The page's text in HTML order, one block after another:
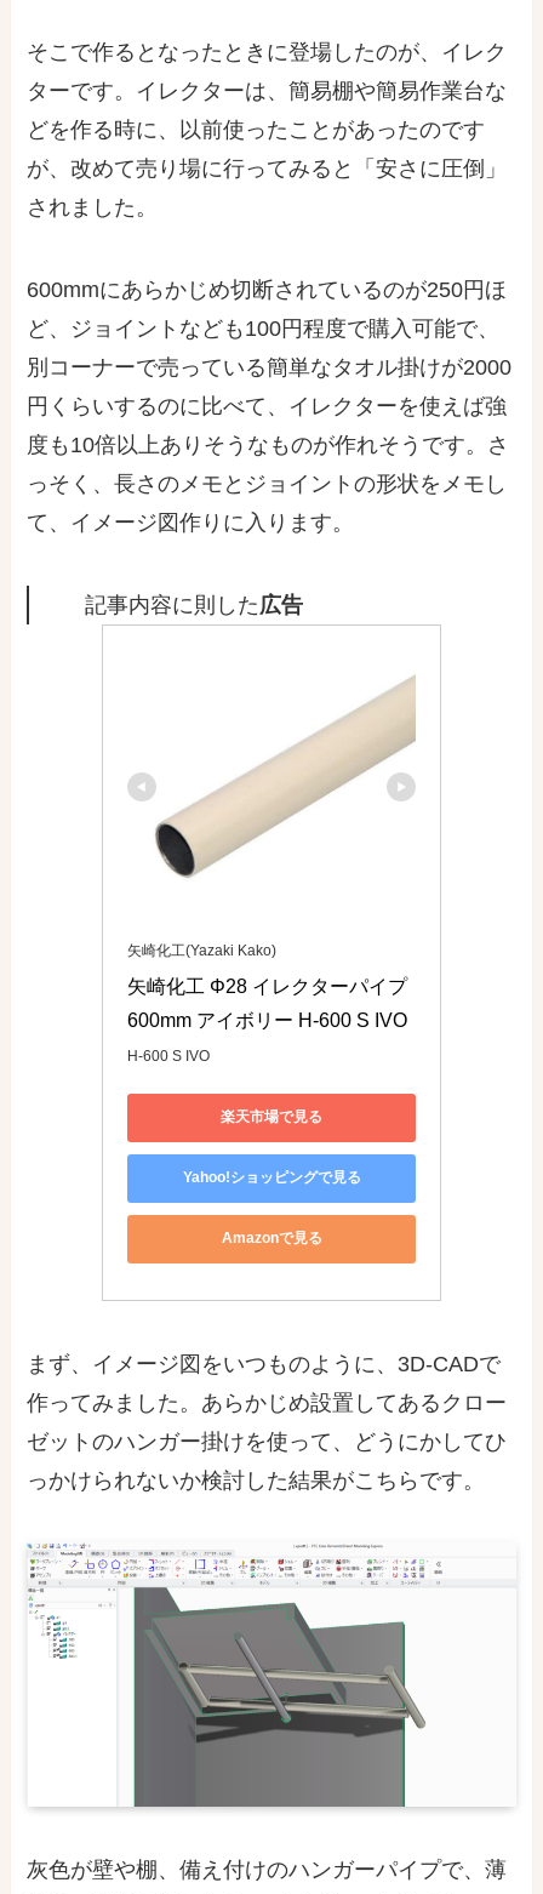
そこで作るとなったときに登場したのが、 イレク
ターです。イレクターは、簡易棚や簡易作業台な
どを作る時に、以前使ったことがあったのです
が、改めて売り場に行ってみると「安さに圧倒 」
されました。
600mmにあらかじめ切断されているのが250円ほ
ど、ジョイントなども100円程度で購入可能で、
別コーナーで売っている簡単なタオル掛けが2000
円くらいするのに比べて、イレクターを使えば強
度も10倍以上ありそうなものが作れそうです。さ
っそく、長さのメモとジョイントの形状をメモし
て、イメージ図作りに入ります。
記事内容に則した 広告
矢崎化工(Yazaki Kako)
矢崎化工 Φ28 イレクターパイプ
600mm アイボリー H-600 S IVO
H-600 S IVO
楽天市場で見る
Yahoo!ショッピングで見る
Amazonで見る
まず、イメージ図をいつものように、3D-CADで
作ってみました。あらかじめ設置してあるクロー
ゼットのハンガー掛けを使って、どうにかしてひ
っかけられないか検討した結果がこちらです。
灰色が壁や棚、備え付けのハンガーパイプで、薄